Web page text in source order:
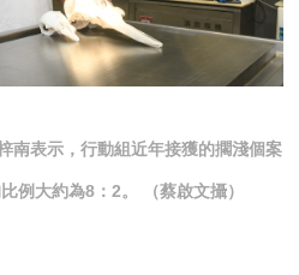
南表示，行動組近年接獲的擱淺個案
例大約為8：2。 （蔡啟文攝）